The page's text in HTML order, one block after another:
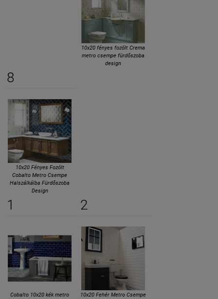
10x20 fényes fozólt Crema
metro csempe fürdőszoba
design
8
10x20 Fényes Fozólt
Cobalto Metro Csempe
Halszálkálba Fürdőszoba
Design
1
Cobalto 10x20 kék metro
2
10x20 Fehér Metro Csempe